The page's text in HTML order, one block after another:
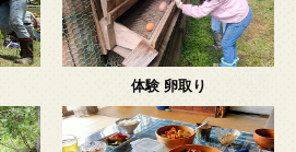
体験 卵取り